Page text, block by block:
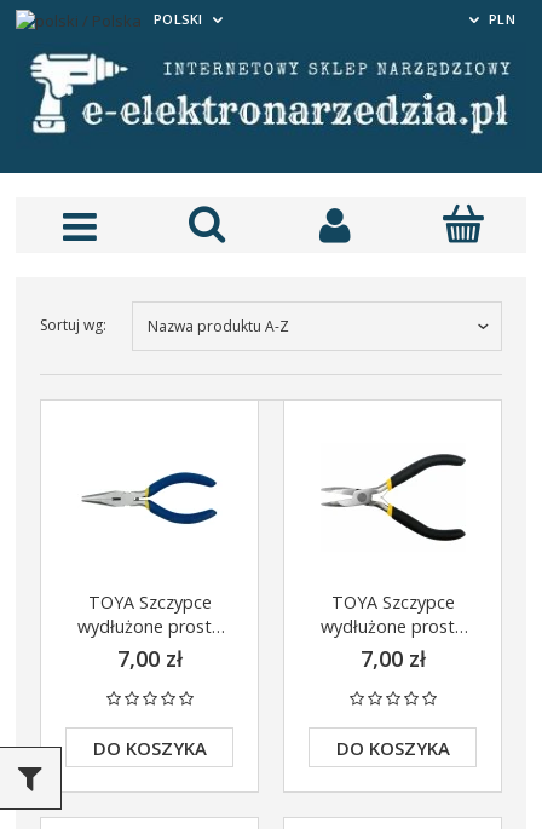
POLSKI PLN
Sortuj wg: Nazwa produktu A-Z
TOYA Szczypce
wydłużone proste
125mm 42303
7,00 zł
DO KOSZYKA
TOYA Szczypce
wydłużone proste
125mm 42304
7,00 zł
DO KOSZYKA